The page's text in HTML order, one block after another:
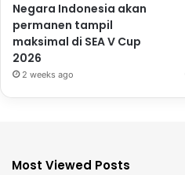
Negara Indonesia akan
permanen tampil
maksimal di SEA V Cup
2026
2 weeks ago
Most Viewed Posts